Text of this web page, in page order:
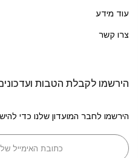
עוד מידע
צרו קשר
הירשמו לקבלת הטבות
הירשמו לחבר המועדון שלנו כדי